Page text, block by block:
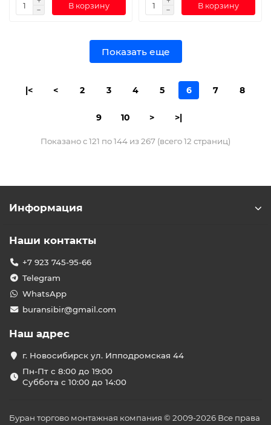
В корзину В корзину
Показать еще
|< < 2 3 4 5 6 7 8
9 10 > >|
Показано с 121 по 144 из 267 (всего 12 страниц)
Информация
Наши контакты
+7 923 745-95-66
Telegram
WhatsApp
buransibir@gmail.com
Наш адрес
г. Новосибирск ул. Ипподромская 44
Пн-Пт с 8:00 до 19:00
Суббота с 10:00 до 14:00
Буран торгово монтажная компания © 2009-2026 Все права